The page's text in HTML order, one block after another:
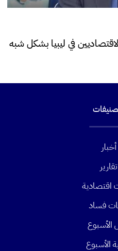
في ليبيا بشكل شبه
أخبار
تقارير
اقتصادية
فساد
الأسبوع
الأسبوع